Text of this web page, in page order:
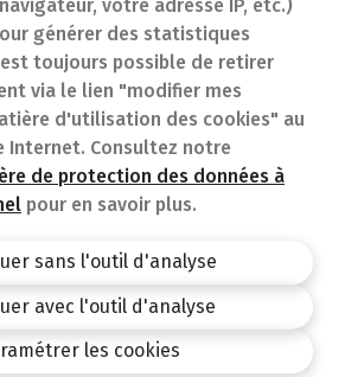
votre adresse IP, etc.)
générer des statistiques
toujours possible de retirer
via le lien "modifier mes
d'utilisation des cookies" au
Internet. Consultez notre
de protection des données à
pour en savoir plus.
sans l'outil d'analyse
avec l'outil d'analyse
les cookies
fréquentes (FAQ)
Privacy policy
générales
design by